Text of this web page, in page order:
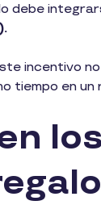
debe
incentivo
tiempo en